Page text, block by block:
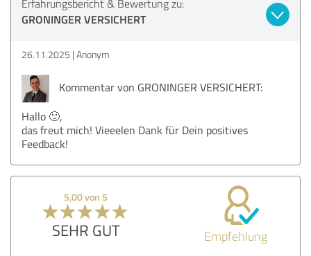
Erfahrungsbericht & Bewertung zu:
GRONINGER VERSICHERT
26.11.2025 Anonym
Kommentar von GRONINGER VERSICHERT:
Hallo 🙂,
das freut mich! Vieeelen Dank für Dein positives
Feedback!
5,00 von 5
SEHR GUT Empfehlung